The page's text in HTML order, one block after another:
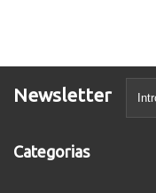
Newsletter
Categorias